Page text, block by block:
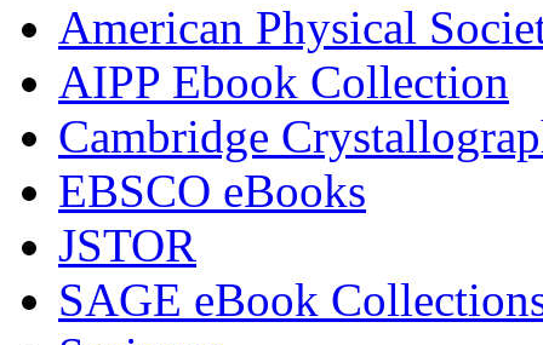
American Physical
AIPP Ebook Collection
Cambridge
EBSCO eBooks
JSTOR
SAGE eBook